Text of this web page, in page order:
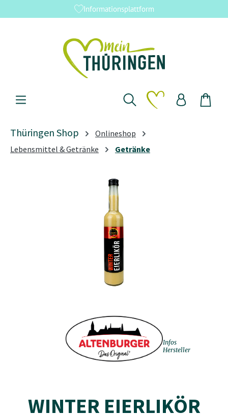
Zum Hauptinhalt springenInformationsplattform
Du hast 0 Produkte
Thüringen Shop
Onlineshop
Lebensmittel & Getränke
Getränke
Bildergalerie überspringen
Infos
Hersteller
WINTER EIERLIKÖR